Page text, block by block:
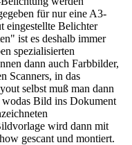
für nur eine A3-
eingestellte Belichter
ist es deshalb immer
spezialisierten
dann auch Farbbilder,
Scanners, in das
selbst muß man dann
wodas Bild ins Dokument
wird dann mit
gescant und montiert.